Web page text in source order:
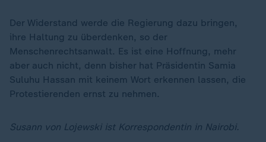
Der Widerstand werde die Regierung dazu bringen,
ihre Haltung zu überdenken, so der
Menschenrechtsanwalt. Es ist eine Hoffnung, mehr
aber auch nicht, denn bisher hat Präsidentin Samia
Suluhu Hassan mit keinem Wort erkennen lassen, die
Protestierenden ernst zu nehmen.
Susann von Lojewski ist Korrespondentin in Nairobi.